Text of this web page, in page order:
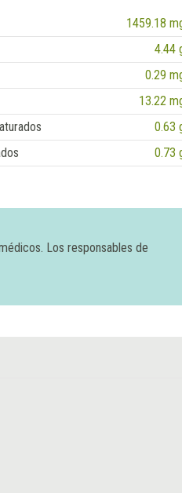
1459.18
4.44
0.29
13.22
0.63
0.73
Los responsables de